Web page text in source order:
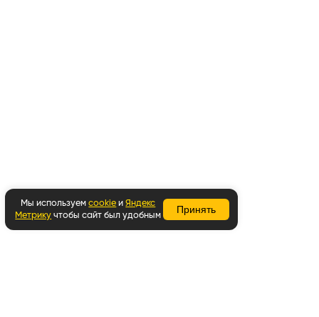
Мы используем cookie и Яндекс
Метрику чтобы сайт был удобным
Принять